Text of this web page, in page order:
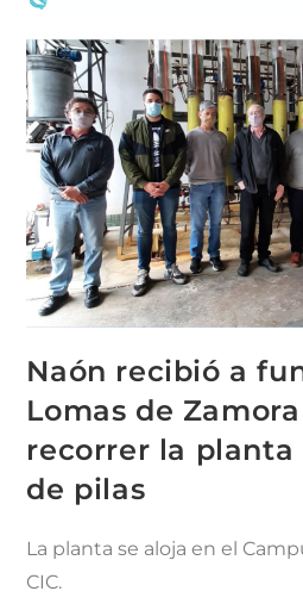
Naón recibió a
Lomas de
recorrer la planta
de pilas
La planta se aloja en el
CIC.